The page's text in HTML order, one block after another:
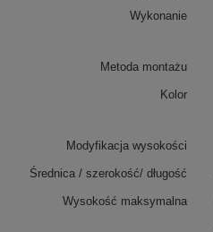
Wykonanie
Metoda montażu
Kolor
Modyfikacja wysokości
Średnica / szerokość/ długość
Wysokość maksymalna